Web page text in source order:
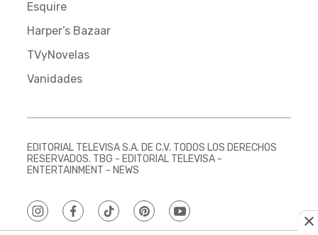
Esquire
Harper’s Bazaar
TVyNovelas
Vanidades
EDITORIAL TELEVISA S.A. DE C.V. TODOS LOS DERECHOS
RESERVADOS. TBG - EDITORIAL TELEVISA -
ENTERTAINMENT - NEWS
instagramfacebooktiktokpinterestyoutube